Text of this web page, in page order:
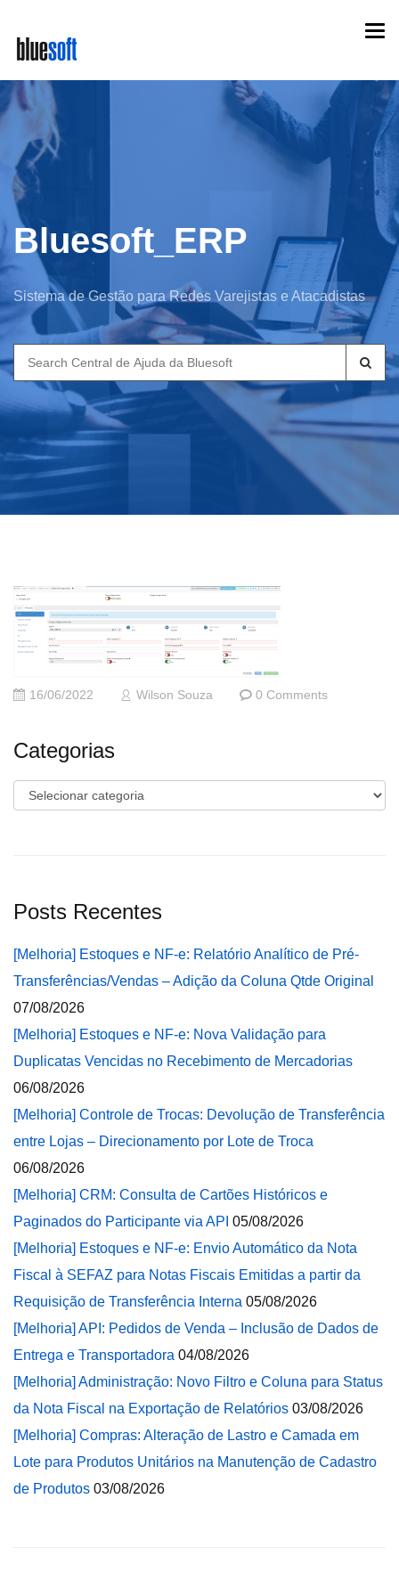
main
content
Bluesoft_ERP
Sistema de Gestão para Redes Varejistas e Atacadistas
Search
for:
16/06/2022 Wilson Souza 0 Comments
Categorias
Categorias
Posts Recentes
[Melhoria] Estoques e NF-e: Relatório Analítico de Pré-
Transferências/Vendas – Adição da Coluna Qtde Original
07/08/2026
[Melhoria] Estoques e NF-e: Nova Validação para
Duplicatas Vencidas no Recebimento de Mercadorias
06/08/2026
[Melhoria] Controle de Trocas: Devolução de Transferência
entre Lojas – Direcionamento por Lote de Troca
06/08/2026
[Melhoria] CRM: Consulta de Cartões Históricos e
Paginados do Participante via API 05/08/2026
[Melhoria] Estoques e NF-e: Envio Automático da Nota
Fiscal à SEFAZ para Notas Fiscais Emitidas a partir da
Requisição de Transferência Interna 05/08/2026
[Melhoria] API: Pedidos de Venda – Inclusão de Dados de
Entrega e Transportadora 04/08/2026
[Melhoria] Administração: Novo Filtro e Coluna para Status
da Nota Fiscal na Exportação de Relatórios 03/08/2026
[Melhoria] Compras: Alteração de Lastro e Camada em
Lote para Produtos Unitários na Manutenção de Cadastro
de Produtos 03/08/2026